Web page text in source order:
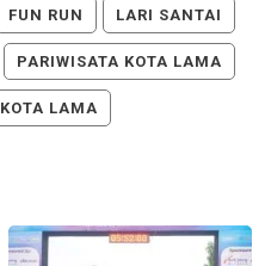
FUN RUN LARI SANTAI
PARIWISATA KOTA LAMA
KOTA LAMA